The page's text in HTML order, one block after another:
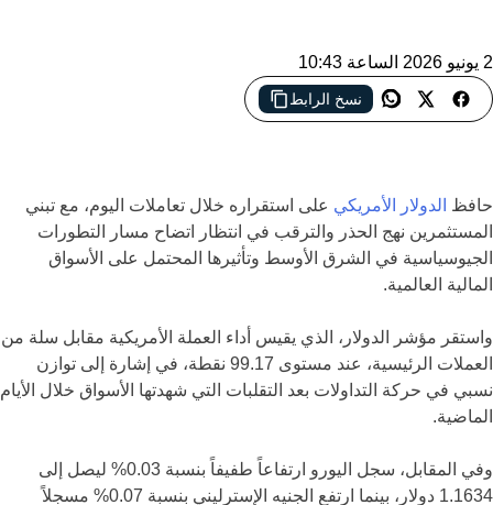
2 يونيو 2026 الساعة 10:43
نسخ الرابط
الدولار يستقر وسط ترقب الأسواق لتطورات الشرق الأوسط بينما
حافظ الدولار الأمريكي على استقراره خلال تعاملات اليوم، مع تبني
المستثمرين نهج الحذر والترقب في انتظار اتضاح مسار التطورات
الجيوسياسية في الشرق الأوسط وتأثيرها المحتمل على الأسواق
المالية العالمية.
واستقر مؤشر الدولار، الذي يقيس أداء العملة الأمريكية مقابل سلة من
العملات الرئيسية، عند مستوى 99.17 نقطة، في إشارة إلى توازن
نسبي في حركة التداولات بعد التقلبات التي شهدتها الأسواق خلال الأيام
الماضية.
وفي المقابل، سجل اليورو ارتفاعاً طفيفاً بنسبة 0.03% ليصل إلى
1.1634 دولار، بينما ارتفع الجنيه الإسترليني بنسبة 0.07% مسجلاً